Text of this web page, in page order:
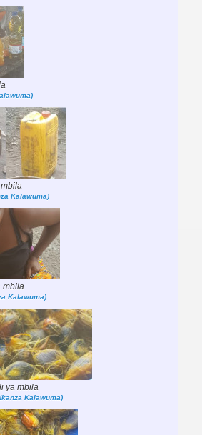
Kalawuma)
mbila
Kalawuma)
ya mbila
Kalawuma)